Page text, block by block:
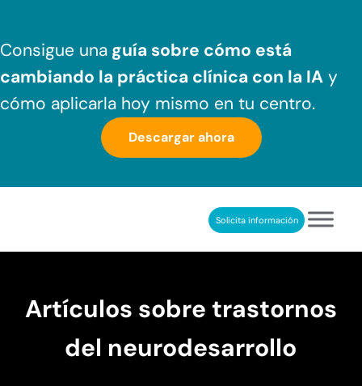
Consigue una guía sobre cómo está
cambiando la práctica clínica con la IA y
cómo aplicarla hoy mismo en tu centro.
Descargar ahora
REHABILITACIÓN COGNITIVA PROFESIONALSolicita información
Artículos sobre trastornos
del neurodesarrollo